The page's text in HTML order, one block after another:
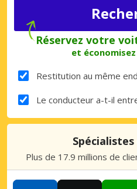
Réservez votre
et
Restitution au même
Le conducteur a-t-il
Plus de 17.9 millions de